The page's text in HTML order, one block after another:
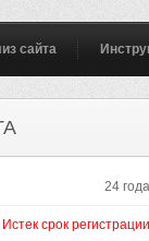
сайта
24 года
Истек срок регистрации